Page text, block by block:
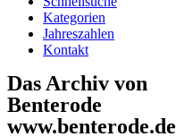
Kategorien
Jahreszahlen
Kontakt
Das Archiv von
Benterode
www.benterode.de